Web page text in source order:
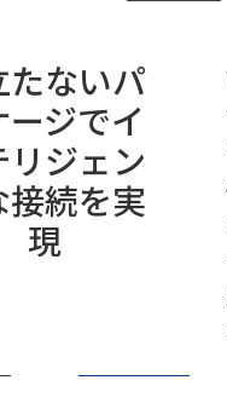
たないパ
ージでイ
リジェン
接続を実
現